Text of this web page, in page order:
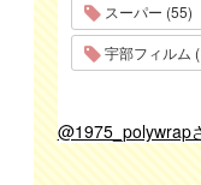
スーパー (55)
宇部フィルム
@1975_polywrap